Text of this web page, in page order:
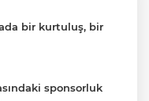
bir kurtuluş, bir
sponsorluk